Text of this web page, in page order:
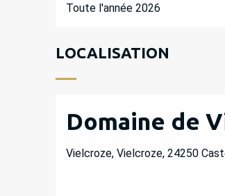
Toute l'année 2026
LOCALISATION
Domaine de
Vielcroze, Vielcroze, 24250